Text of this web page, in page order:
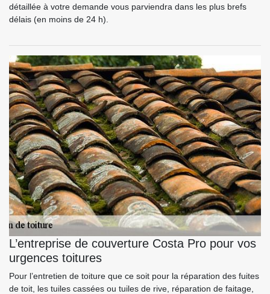
détaillée à votre demande vous parviendra dans les plus brefs
délais (en moins de 24 h).
L’entreprise de couverture Costa Pro pour vos
urgences toitures
Pour l’entretien de toiture que ce soit pour la réparation des fuites
de toit, les tuiles cassées ou tuiles de rive, réparation de faitage,